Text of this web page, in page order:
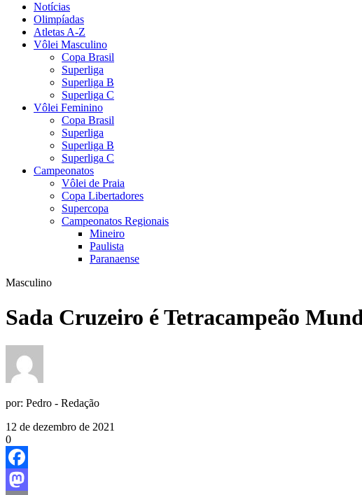
Notícias
Olimpíadas
Atletas A-Z
Vôlei Masculino
Copa Brasil
Superliga
Superliga B
Superliga C
Vôlei Feminino
Copa Brasil
Superliga
Superliga B
Superliga C
Campeonatos
Vôlei de Praia
Copa Libertadores
Supercopa
Campeonatos Regionais
Mineiro
Paulista
Paranaense
Masculino
Sada Cruzeiro é Tetracampeão
por: Pedro - Redação
12 de dezembro de 2021
0
Facebook